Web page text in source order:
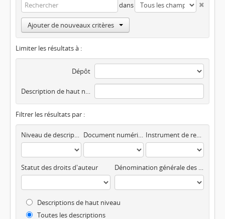
dans
Ajouter de nouveaux critères
Limiter les résultats à :
Dépôt
Description de haut niveau
Filtrer les résultats par :
Niveau de description Document numérisé disponible Instrument de recherche
Statut des droits d'auteur Dénomination générale des documents
Descriptions de haut niveau
Toutes les descriptions